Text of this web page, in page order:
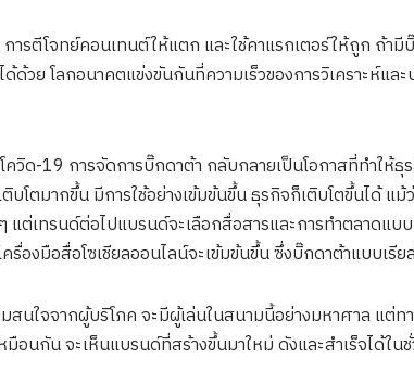
รตีโจทย์คอนเทนต์ให้แตก และใช้คาแรกเตอร์ให้ถูก ถ้ามี
วย โลกอนาคตแข่งขันกันที่ความเร็วของการวิเคราะห์แล
ด-19 การจัดการบิ๊กดาต้า กลับกลายเป็นโอกาสที่ทำให้
บโตมากขึ้น มีการใช้อย่างเข้มข้นขึ้น ธุรกิจก็เติบโตขึ้นได้
ต่เทรนด์ต่อไปแบรนด์จะเลือกสื่อสารและการทำตลาดแบ
องมือสื่อโซเชียลออนไลน์จะเข้มข้นขึ้น ซึ่งบิ๊กดาต้าแบบเรี
สนใจจากผู้บริโภค จะมีผู้เล่นในสนามนี้อย่างมหาศาล แต่
มือนกัน จะเห็นแบรนด์ที่สร้างขึ้นมาใหม่ ดังและสำเร็จได้ใ